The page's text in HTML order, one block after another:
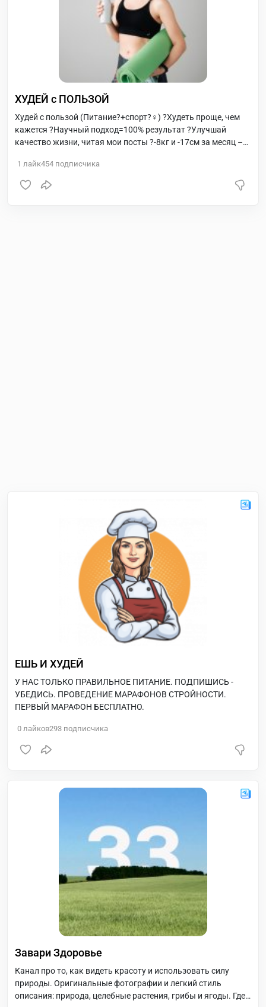
ХУДЕЙ с ПОЛЬЗОЙ
Худей с пользой (Питание?+спорт?‍♀️) ?Худеть проще, чем
кажется ?Научный подход=100% результат ?Улучшай
качество жизни, читая мои посты ?-8кг и -17см за месяц –
@Molchanova_Olga
1 лайк454 подписчика
ЕШЬ И ХУДЕЙ
У НАС ТОЛЬКО ПРАВИЛЬНОЕ ПИТАНИЕ. ПОДПИШИСЬ -
УБЕДИСЬ. ПРОВЕДЕНИЕ МАРАФОНОВ СТРОЙНОСТИ.
ПЕРВЫЙ МАРАФОН БЕСПЛАТНО.
0 лайков293 подписчика
Завари Здоровье
Канал про то, как видеть красоту и использовать силу
природы. Оригинальные фотографии и легкий стиль
описания: природа, целебные растения, грибы и ягоды. Где